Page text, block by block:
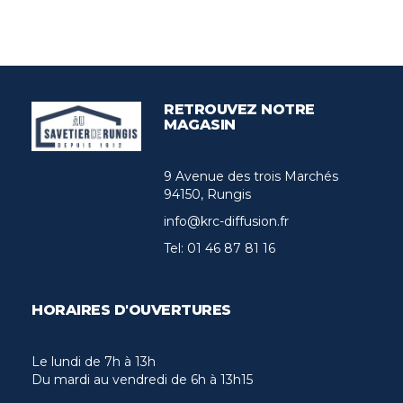
RETROUVEZ NOTRE
MAGASIN
9 Avenue des trois Marchés
94150, Rungis
info@krc-diffusion.fr
Tel: 01 46 87 81 16
HORAIRES D'OUVERTURES
Le lundi de 7h à 13h
Du mardi au vendredi de 6h à 13h15